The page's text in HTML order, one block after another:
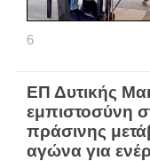
6
ΕΠ Δυτικής
εμπιστοσύνη
πράσινης
αγώνα για